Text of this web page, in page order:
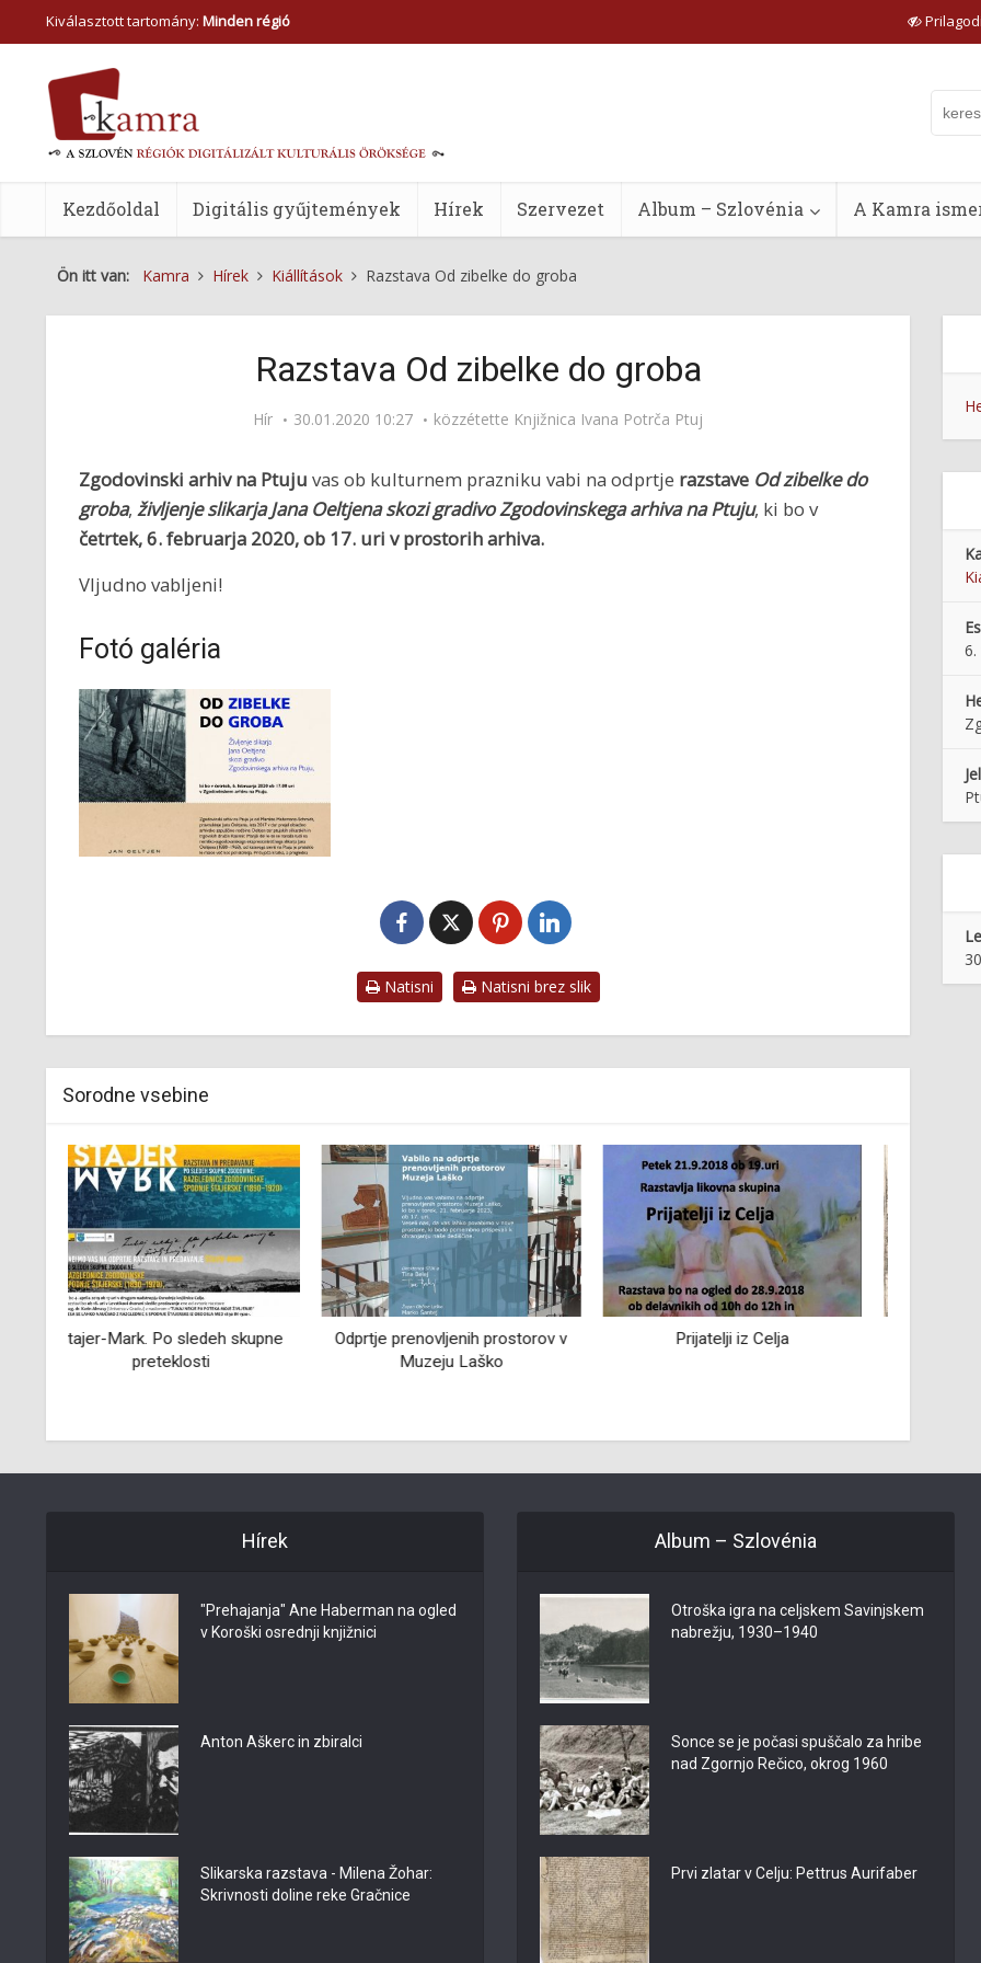
Kiválasztott tartomány: Minden régió
Kezdőoldal Digitális gyűjtemények Hírek Szervezet Album – Szlovénia A Kamra
Ön itt van: Kamra Hírek Kiállítások Razstava Od zibelke do groba
Razstava Od zibelke do groba
Hír 30.01.2020 10:27 közzétette Knjižnica Ivana Potrča Ptuj
Zgodovinski arhiv na Ptuju vas ob kulturnem prazniku vabi na odprtje razstave Od zibelke do
groba, življenje slikarja Jana Oeltjena skozi gradivo Zgodovinskega arhiva na Ptuju, ki bo v
četrtek,6. februarja 2020, ob 17. uri v prostorih arhiva.
Vljudno vabljeni!
Fotó galéria
Natisni Natisni brez slik
Sorodne vsebine
Odprtje prenovljenih prostorov v
Muzeju Laško
Prijatelji iz Celja
Razstava Stari kmetijski tisk v
Hírek
"Prehajanja" Ane Haberman na ogled
v Koroški osrednji knjižnici
Anton Aškerc in zbiralci
Slikarska razstava - Milena Žohar:
Skrivnosti doline reke Gračnice
Album – Szlovénia
Otroška igra na celjskem Savinjskem
nabrežju, 1930–1940
Sonce se je počasi spuščalo za hribe
nad Zgornjo Rečico, okrog 1960
Prvi zlatar v Celju: Pettrus Aurifaber